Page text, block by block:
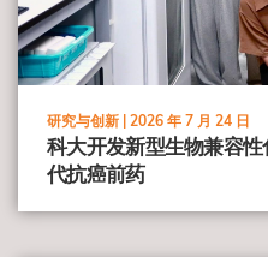
研究与创新 | 2026 年 7 月 24 日
科大开发新型生物兼容
代抗癌前药